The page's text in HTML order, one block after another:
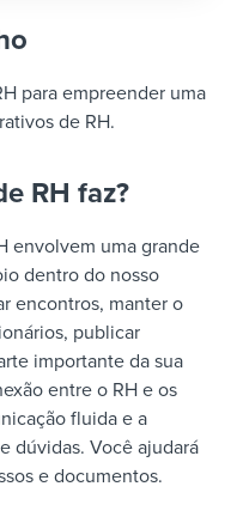
para empreender uma
de RH.
RH faz?
envolvem uma grande
dentro do nosso
encontros, manter o
publicar
importante da sua
entre o RH e os
fluida e a
dúvidas. Você ajudará
e documentos.